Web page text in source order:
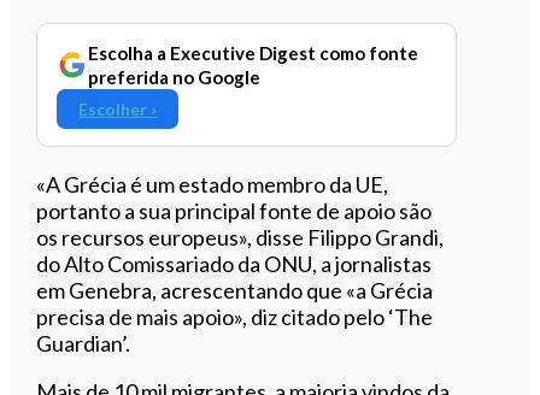
Escolha a Executive Digest como fonte
preferida no Google
Escolher ›
«A Grécia é um estado membro da UE,
portanto a sua principal fonte de apoio são
os recursos europeus», disse Filippo Grandi,
do Alto Comissariado da ONU, a jornalistas
em Genebra, acrescentando que «a Grécia
precisa de mais apoio», diz citado pelo ‘The
Guardian’.